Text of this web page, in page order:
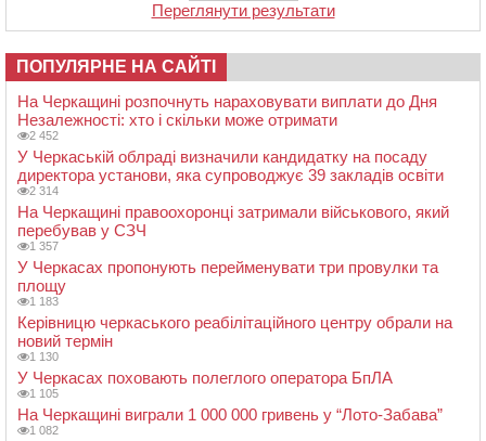
Переглянути результати
ПОПУЛЯРНЕ НА САЙТІ
На Черкащині розпочнуть нараховувати виплати до Дня
Незалежності: хто і скільки може отримати
2 452
У Черкаській облраді визначили кандидатку на посаду
директора установи, яка супроводжує 39 закладів освіти
2 314
На Черкащині правоохоронці затримали військового, який
перебував у СЗЧ
1 357
У Черкасах пропонують перейменувати три провулки та
площу
1 183
Керівницю черкаського реабілітаційного центру обрали на
новий термін
1 130
У Черкасах поховають полеглого оператора БпЛА
1 105
На Черкащині виграли 1 000 000 гривень у “Лото-Забава”
1 082